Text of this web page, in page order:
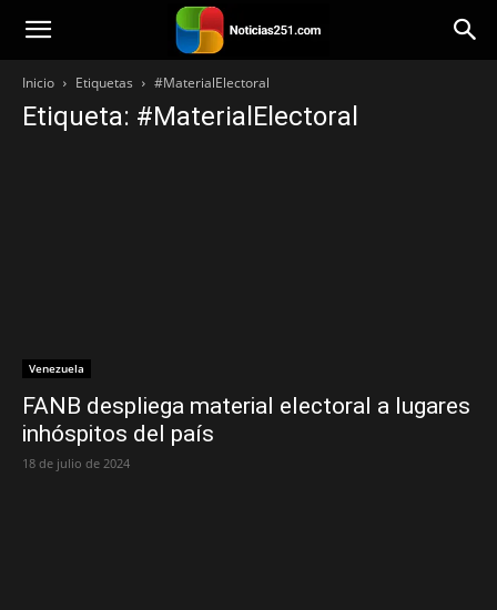
Noticias251
Inicio Etiquetas #MaterialElectoral
Etiqueta: #MaterialElectoral
Venezuela
FANB despliega material electoral a lugares
inhóspitos del país
18 de julio de 2024